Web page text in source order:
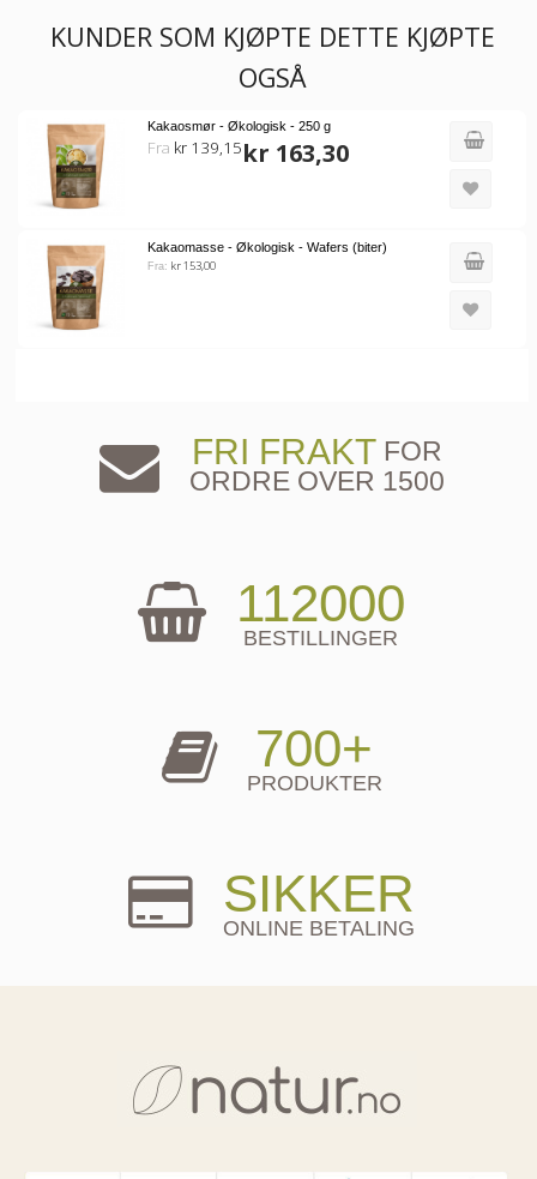
KUNDER SOM KJØPTE DETTE KJØPTE
OGSÅ
Kakaosmør - Økologisk - 250 g
kr 163,30
Fra kr 139,15
Kakaomasse - Økologisk - Wafers (biter)
Fra: kr 153,00
FRI FRAKTFOR
ORDRE OVER 1500
112000
BESTILLINGER
700+
PRODUKTER
SIKKER
ONLINE BETALING